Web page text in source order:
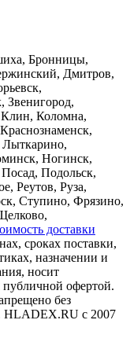
Бронницы,
Дмитров,
Звенигород,
Коломна,
Ногинск,
Подольск,
Реутов, Руза,
Ступино, Фрязино,
доставки
сроках поставки,
назначении и
носит
публичной офертой.
без
HLADEX.RU c 2007